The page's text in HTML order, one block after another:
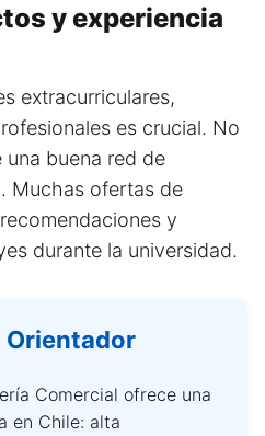
y experiencia
extracurriculares,
es crucial. No
buena red de
Muchas ofertas de
y
durante la universidad.
Orientador
Comercial ofrece una
en Chile: alta